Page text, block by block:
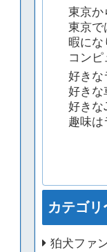
東京か
東京で
暇にな
コンピ
好きな
好きな
好きな
趣味は
カテゴリ
狛犬ファ